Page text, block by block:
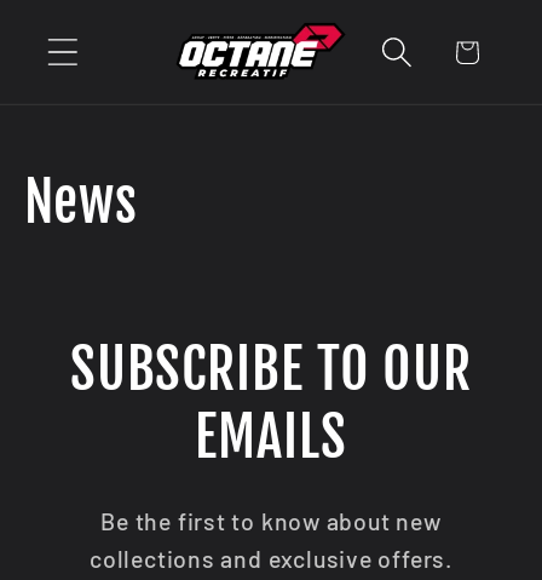
passer
au
Panier
News
SUBSCRIBE TO OUR
EMAILS
Be the first to know about new
collections and exclusive offers.